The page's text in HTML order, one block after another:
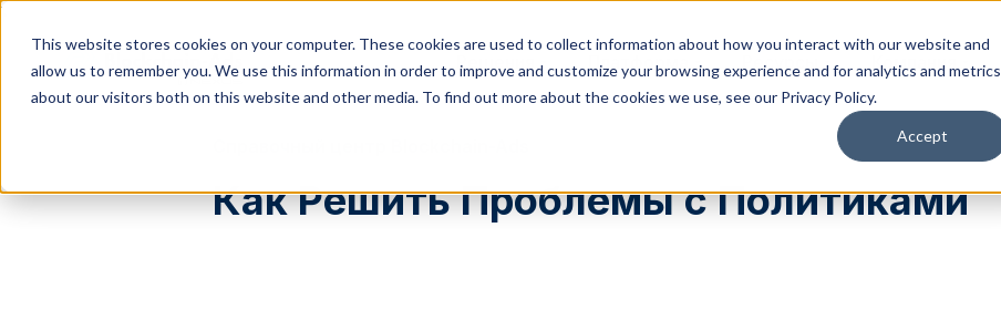
This website stores cookies on your computer. These cookies are used to collect information about how you interact with our website and
allow us to remember you. We use this information in order to improve and customize your browsing experience and for analytics and metrics
about our visitors both on this website and other media. To find out more about the cookies we use, see our Privacy Policy.
Accept
}
Решения Платформа Ресурсы Компания
Как Решить Проблемы с Политиками